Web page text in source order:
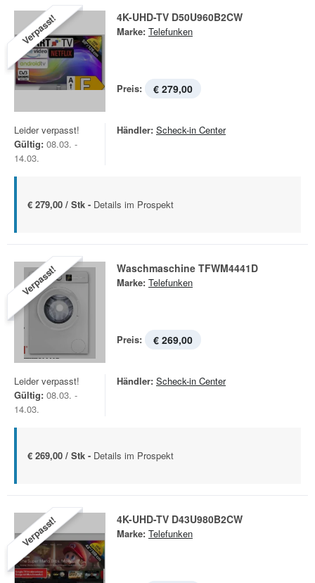
Verpasst! 4K-UHD-TV D50U960B2CW
Marke: Telefunken
Preis: € 279,00
Leider verpasst!
Gültig: 08.03. -
14.03.
Händler: Scheck-in Center
€ 279,00 / Stk - Details im Prospekt
Verpasst! Waschmaschine TFWM4441D
Marke: Telefunken
Preis: € 269,00
Leider verpasst!
Gültig: 08.03. -
14.03.
Händler: Scheck-in Center
€ 269,00 / Stk - Details im Prospekt
Verpasst! 4K-UHD-TV D43U980B2CW
Marke: Telefunken